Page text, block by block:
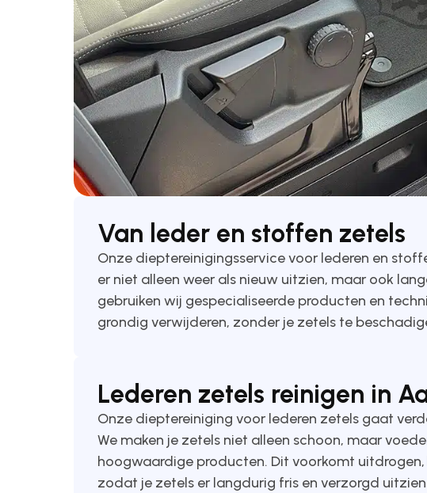
Van leder en stoffen zetels
Onze dieptereinigingsservice voor lederen en
er niet alleen weer als nieuw uitzien, maar ook
gebruiken wij gespecialiseerde producten en
grondig verwijderen, zonder je zetels te
Lederen zetels reinigen in
Onze dieptereiniging voor lederen zetels gaat
We maken je zetels niet alleen schoon, maar
hoogwaardige producten. Dit voorkomt uitdrogen,
zodat je zetels er langdurig fris en verzorgd